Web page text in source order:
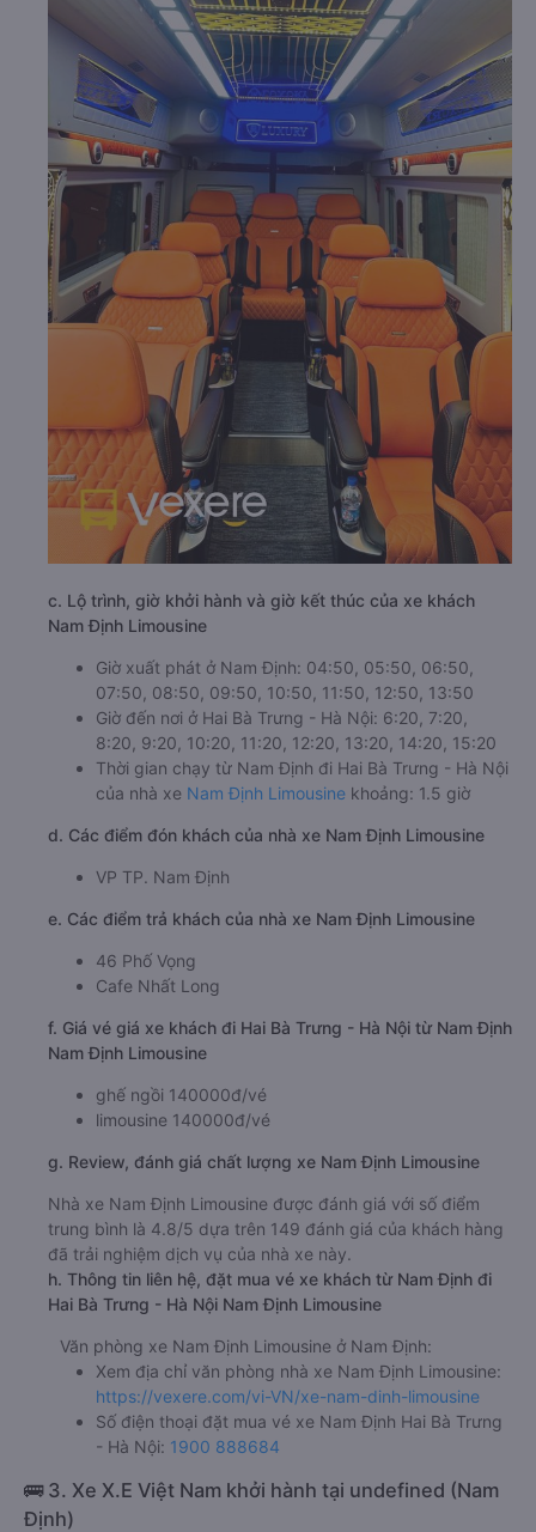
c. Lộ trình, giờ khởi hành và giờ kết thúc của xe khách
Nam Định Limousine
Giờ xuất phát ở Nam Định: 04:50, 05:50, 06:50,
07:50, 08:50, 09:50, 10:50, 11:50, 12:50, 13:50
Giờ đến nơi ở Hai Bà Trưng - Hà Nội: 6:20, 7:20,
8:20, 9:20, 10:20, 11:20, 12:20, 13:20, 14:20, 15:20
Thời gian chạy từ Nam Định đi Hai Bà Trưng - Hà Nội
của nhà xe Nam Định Limousine khoảng: 1.5 giờ
d. Các điểm đón khách của nhà xe Nam Định Limousine
VP TP. Nam Định
e. Các điểm trả khách của nhà xe Nam Định Limousine
46 Phố Vọng
Cafe Nhất Long
f. Giá vé giá xe khách đi Hai Bà Trưng - Hà Nội từ Nam Định
Nam Định Limousine
ghế ngồi 140000đ/vé
limousine 140000đ/vé
g. Review, đánh giá chất lượng xe Nam Định Limousine
Nhà xe Nam Định Limousine được đánh giá với số điểm
trung bình là 4.8/5 dựa trên 149 đánh giá của khách hàng
đã trải nghiệm dịch vụ của nhà xe này.
h. Thông tin liên hệ, đặt mua vé xe khách từ Nam Định đi
Hai Bà Trưng - Hà Nội Nam Định Limousine
Văn phòng xe Nam Định Limousine ở Nam Định:
Xem địa chỉ văn phòng nhà xe Nam Định Limousine:
https://vexere.com/vi-VN/xe-nam-dinh-limousine
Số điện thoại đặt mua vé xe Nam Định Hai Bà Trưng
- Hà Nội: 1900 888684
🚌 3. Xe X.E Việt Nam khởi hành tại undefined (Nam
Định)